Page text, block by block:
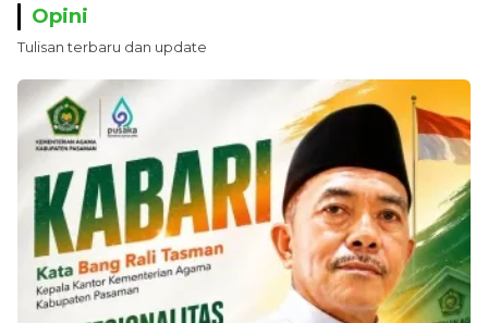
Opini
Tulisan terbaru dan update